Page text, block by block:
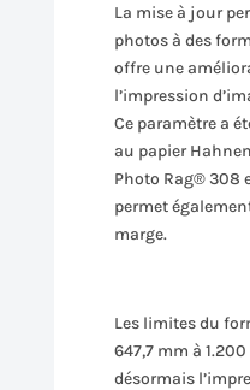
La mise à jour
photos à des
offre une
l’impression
Ce paramètre a
au papier
Photo Rag® 308
permet
marge.
Les limites du
647,7 mm à
désormais